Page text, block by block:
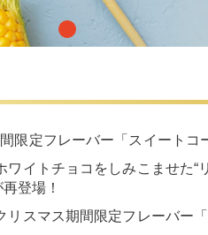
限定フレーバー「スイートコ
ワイトチョコをしみこませた“
登場！
リスマス期間限定フレーバー